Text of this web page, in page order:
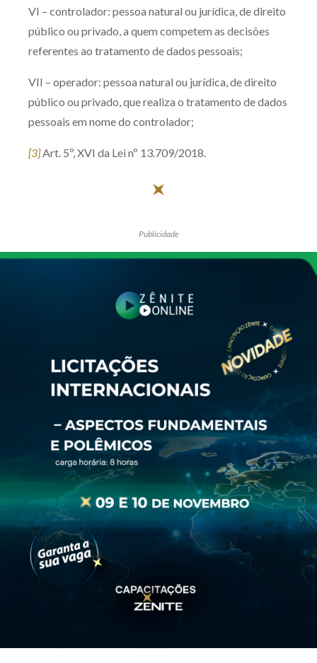
VI – controlador: pessoa natural ou jurídica, de direito
público ou privado, a quem competem as decisões
referentes ao tratamento de dados pessoais;
VII – operador: pessoa natural ou jurídica, de direito
público ou privado, que realiza o tratamento de dados
pessoais em nome do controlador;
[3]Art. 5º, XVI da Lei nº 13.709/2018.
Publicidade